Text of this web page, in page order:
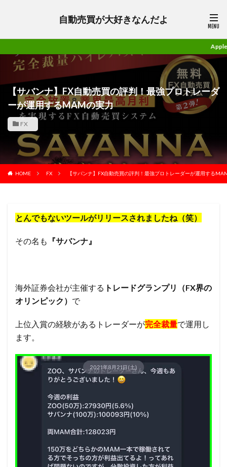
自動売買が大好きなんだよ
Apple信者の林檎兄さんがガ
【サバンナ】FX自動売買の評判！最強プロトレーダ
ーが運用するMAMの実力
FX
HOME FX 【サバンナ】FX自動売買の評判！最強プロトレーダーが運用する
とんでもないツールがリリースされましたね（笑）
その名も 『サバンナ』
海外証券会社が主催する トレードグランプリ（FX界の
オリンピック） で
上位入賞の経験があるトレーダーが完全裁量で運用し
ます。